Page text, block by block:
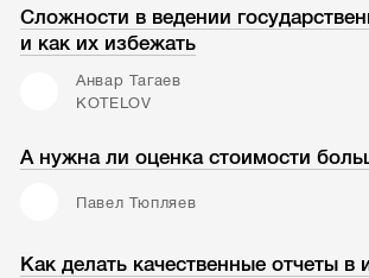
Сложности в ведении
и как их избежать
Анвар Тагаев
KOTELOV
А нужна ли оценка стоимости
Павел Тюпляев
Как делать качественные отчеты в